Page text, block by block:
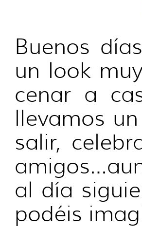
Buenos
un look
cenar a
llevamos
salir,
al día
podéis